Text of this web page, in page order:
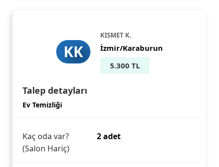
KK
KISMET K.
İzmir/Karaburun
5.300 TL
Talep detayları
Ev Temizliği
Kaç oda var?
(Salon Hariç)
2 adet